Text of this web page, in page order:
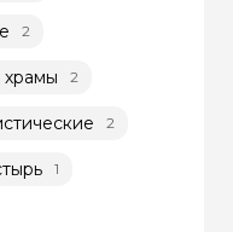
2
храмы 2
2
1